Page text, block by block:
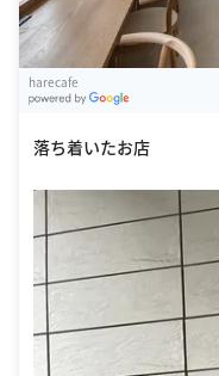
harecafe
落ち着いたお店